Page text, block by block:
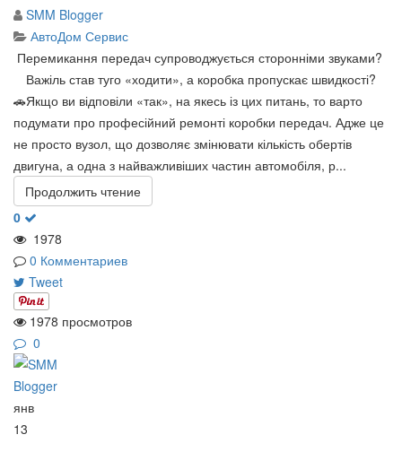
SMM Blogger
АвтоДом Сервис
Перемикання передач супроводжується сторонніми звуками?
⠀ Важіль став туго «ходити», а коробка пропускає швидкості? ⠀
🚗Якщо ви відповіли «так», на якесь із цих питань, то варто
подумати про професійний ремонті коробки передач. Адже це
не просто вузол, що дозволяє змінювати кількість обертів
двигуна, а одна з найважливіших частин автомобіля, р...
Продолжить чтение
0
1978
0 Комментариев
Tweet
1978 просмотров
0
янв
13